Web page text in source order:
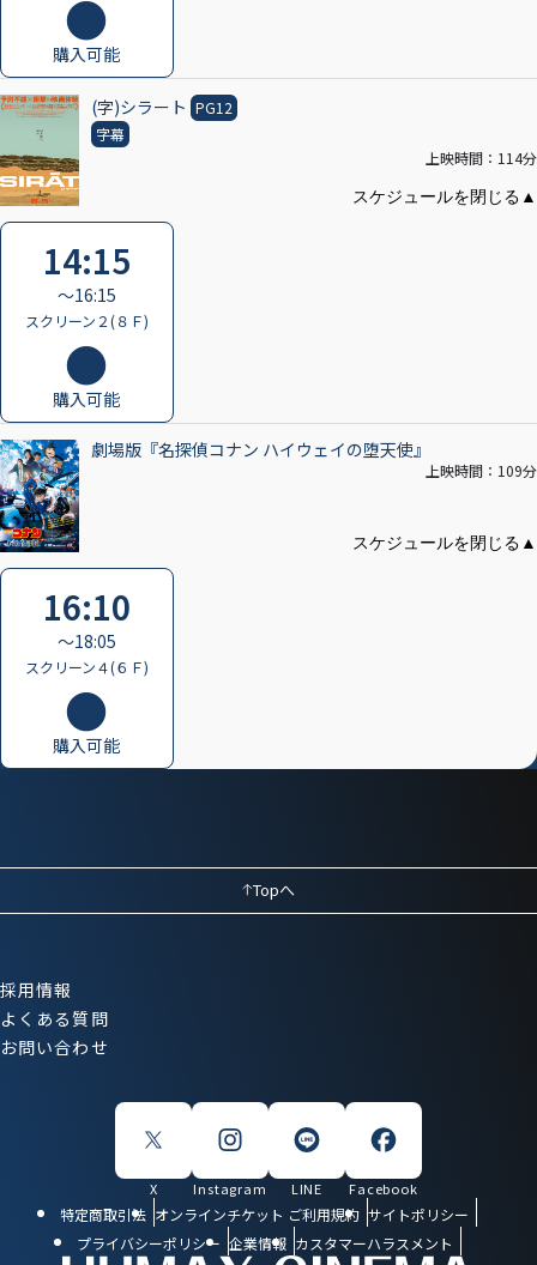
購入可能
(字)シラート PG12
字幕
上映時間：114分
14:15
〜16:15
スクリーン２(８Ｆ)
購入可能
劇場版『名探偵コナン ハイウェイの堕天使』
上映時間：109分
16:10
〜18:05
スクリーン４(６Ｆ)
購入可能
Topへ
採用情報
よくある質問
お問い合わせ
X Instagram LINE Facebook
特定商取引法 オンラインチケット ご利用規約 サイトポリシー
プライバシーポリシー 企業情報 カスタマーハラスメント